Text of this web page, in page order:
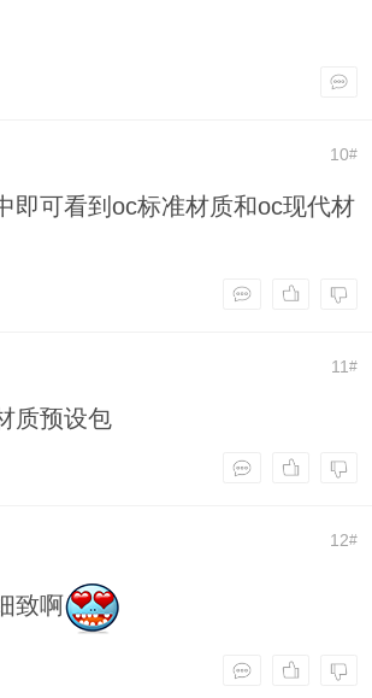
10#
即可看到oc标准材质和oc现代材
11#
质预设包
12#
致啊